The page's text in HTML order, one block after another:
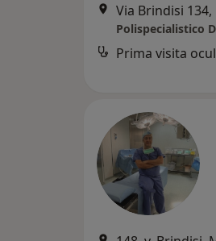
Via Brindisi
Polispecialistico
Prima visita